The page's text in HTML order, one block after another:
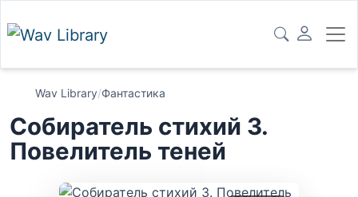
Wav Library/Фантастика
Собиратель стихий 3.
Повелитель теней